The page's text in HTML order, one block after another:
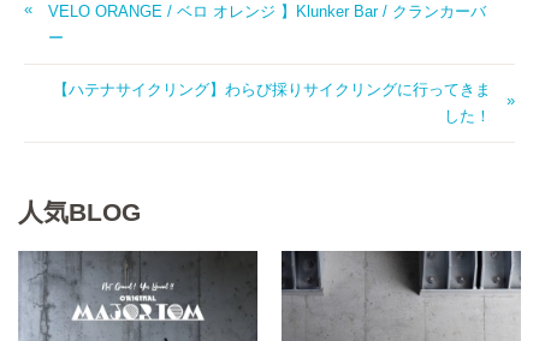
VELO ORANGE / ベロ オレンジ 】Klunker Bar / クランカーバ
ー
【ハテナサイクリング】わらび採りサイクリングに行ってきま
した！
人気BLOG